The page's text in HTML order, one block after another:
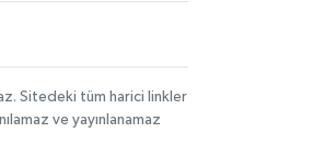
Sitedeki tüm harici linkler
ve yayınlanamaz